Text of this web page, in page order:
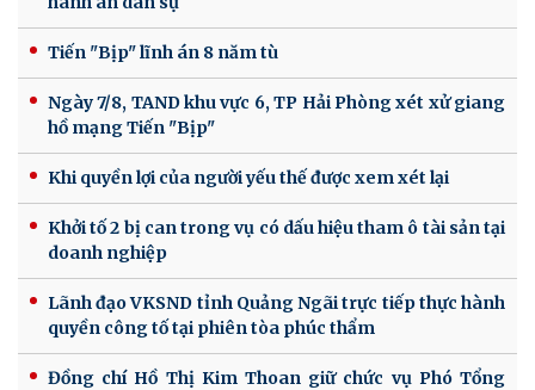
Tiến "Bịp" lĩnh án 8 năm tù
Ngày 7/8, TAND khu vực 6, TP Hải Phòng xét xử giang
hồ mạng Tiến "Bịp"
Khi quyền lợi của người yếu thế được xem xét lại
Khởi tố 2 bị can trong vụ có dấu hiệu tham ô tài sản tại
doanh nghiệp
Lãnh đạo VKSND tỉnh Quảng Ngãi trực tiếp thực hành
quyền công tố tại phiên tòa phúc thẩm
Đồng chí Hồ Thị Kim Thoan giữ chức vụ Phó Tổng